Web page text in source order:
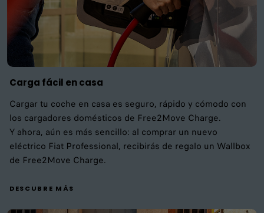
Carga fácil en casa
Cargar tu coche en casa es seguro, rápido y cómodo con
los cargadores domésticos de Free2Move Charge.
Y ahora, aún es más sencillo: al comprar un nuevo
eléctrico Fiat Professional, recibirás de regalo un Wallbox
de Free2Move Charge.
DESCUBRE MÁS